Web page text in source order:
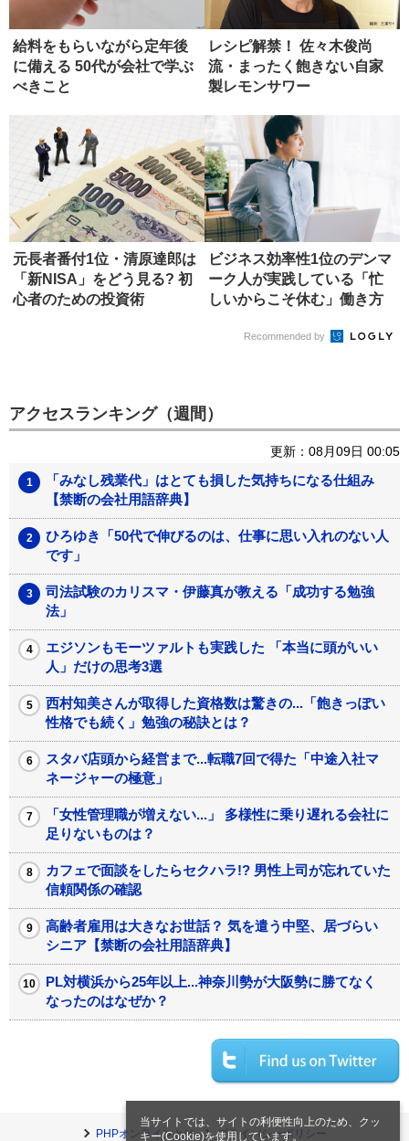
当サイトでは、サイトの利便性向上のため、クッ
キー(Cookie)を使用しています。
給料をもらいながら定年後
に備える 50代が会社で学ぶ
べきこと
レシピ解禁！ 佐々木俊尚
流・まったく飽きない自家
製レモンサワー
元長者番付1位・清原達郎は
「新NISA」をどう見る? 初
心者のための投資術
ビジネス効率性1位のデンマ
ーク人が実践している「忙
しいからこそ休む」働き方
Recommended by
アクセスランキング（週間）
更新：08月09日 00:05
「みなし残業代」はとても損した気持ちになる仕組み
【禁断の会社用語辞典】
ひろゆき「50代で伸びるのは、仕事に思い入れのない人
です」
司法試験のカリスマ・伊藤真が教える「成功する勉強
法」
エジソンもモーツァルトも実践した 「本当に頭がいい
人」だけの思考3選
西村知美さんが取得した資格数は驚きの...「飽きっぽい
性格でも続く」勉強の秘訣とは？
スタバ店頭から経営まで...転職7回で得た「中途入社マ
ネージャーの極意」
「女性管理職が増えない...」 多様性に乗り遅れる会社に
足りないものは？
カフェで面談をしたらセクハラ!? 男性上司が忘れていた
信頼関係の確認
高齢者雇用は大きなお世話？ 気を遣う中堅、居づらい
シニア【禁断の会社用語辞典】
PL対横浜から25年以上...神奈川勢が大阪勢に勝てなく
なったのはなぜか？
PHPオンラインとは プライバシーポリシー